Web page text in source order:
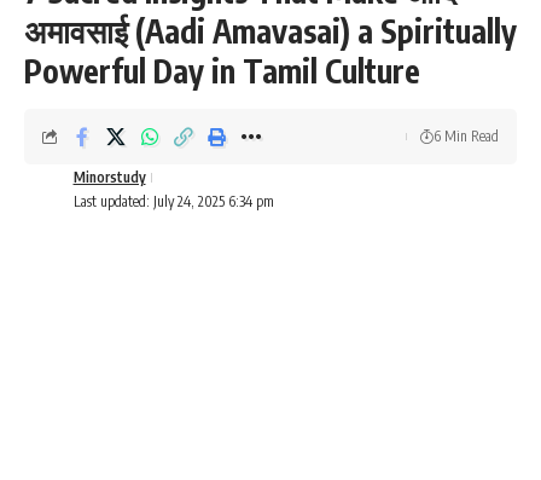
अमावसाई (Aadi Amavasai) a Spiritually
Powerful Day in Tamil Culture
Last updated: July 24, 2025 6:34 pm
Minorstudy
6 Min Read